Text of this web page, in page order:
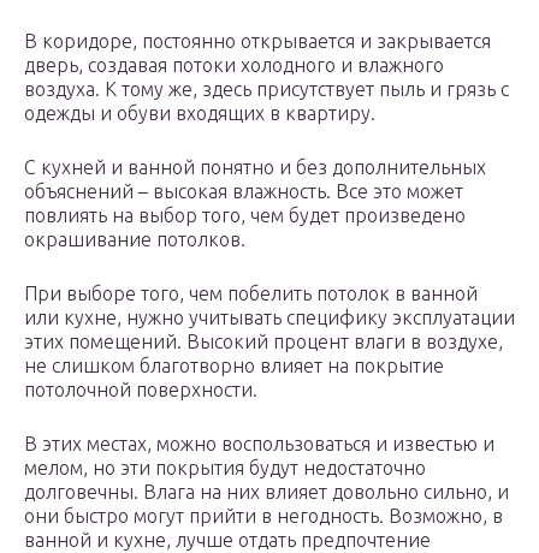
В коридоре, постоянно открывается и закрывается
дверь, создавая потоки холодного и влажного
воздуха. К тому же, здесь присутствует пыль и грязь с
одежды и обуви входящих в квартиру.
С кухней и ванной понятно и без дополнительных
объяснений – высокая влажность. Все это может
повлиять на выбор того, чем будет произведено
окрашивание потолков.
При выборе того, чем побелить потолок в ванной
или кухне, нужно учитывать специфику эксплуатации
этих помещений. Высокий процент влаги в воздухе,
не слишком благотворно влияет на покрытие
потолочной поверхности.
В этих местах, можно воспользоваться и известью и
мелом, но эти покрытия будут недостаточно
долговечны. Влага на них влияет довольно сильно, и
они быстро могут прийти в негодность. Возможно, в
ванной и кухне, лучше отдать предпочтение